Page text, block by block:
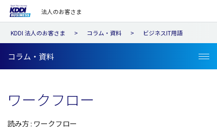
法人のお客さま
KDDI 法人のお客さま コラム・資料 ビジネスIT用語
コラム・資料
ワークフロー
読み方 : ワークフロー